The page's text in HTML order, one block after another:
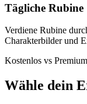
Tägliche Rubine
Verdiene Rubine
Charakterbilder und
Kostenlos vs Premium
Wähle dein